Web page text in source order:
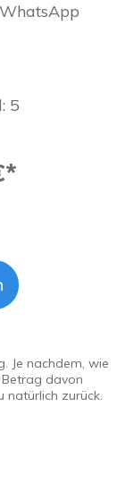
5
Je nachdem, wie
davon
natürlich zurück.